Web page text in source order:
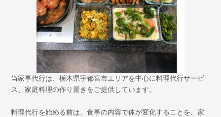
当家事代行は、栃木県宇都宮市エリアを中心に料理代行サービ
ス、家庭料理の作り置きをご提供しています。
料理代行を始める前は、食事の内容で体が変化することを、家